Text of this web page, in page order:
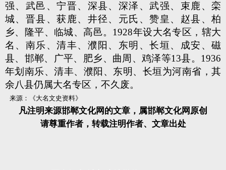
强、武邑、宁晋、深县、深泽、武强、束鹿、栾
城、晋县、获鹿、井径、元氏、赞皇、赵县、柏
乡、隆平、临城、高邑。1928年设大名专区，辖大
名、南乐、清丰、濮阳、东明、长垣、成安、磁
县、邯郸、广平、肥乡、曲周、鸡泽等13县。1936
年划南乐、清丰、濮阳、东明、长垣为河南省，其
余八县仍属大名专区，不久废。
来源：《大名文史资料》
凡注明来源邯郸文化网的文章，属邯郸文化网原创
请尊重作者，转载注明作者、文章出处